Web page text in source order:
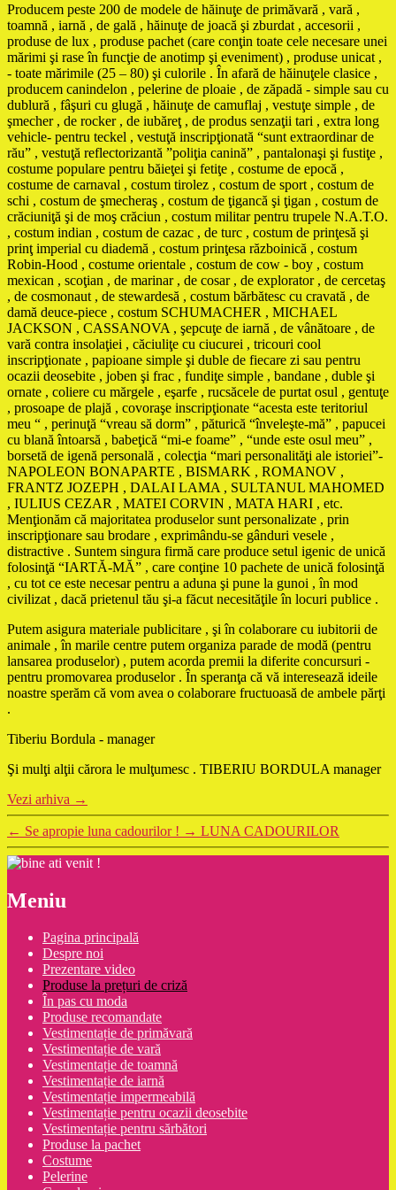
Producem peste 200 de modele de hăinuţe de primăvară , vară ,
toamnă , iarnă , de gală , hăinuţe de joacă şi zburdat , accesorii ,
produse de lux , produse pachet (care conţin toate cele necesare unei
mărimi şi rase în funcţie de anotimp şi eveniment) , produse unicat ,
- toate mărimile (25 – 80) şi culorile . În afară de hăinuţele clasice ,
producem canindelon , pelerine de ploaie , de zăpadă - simple sau cu
dublură , fâşuri cu glugă , hăinuţe de camuflaj , vestuţe simple , de
şmecher , de rocker , de iubăreţ , de produs senzaţii tari , extra long
vehicle- pentru teckel , vestuţă inscripţionată “sunt extraordinar de
rău” , vestuţă reflectorizantă ”poliţia canină” , pantalonaşi şi fustiţe ,
costume populare pentru băieţei şi fetiţe , costume de epocă ,
costume de carnaval , costum tirolez , costum de sport , costum de
schi , costum de şmecheraş , costum de ţigancă şi ţigan , costum de
crăciuniţă şi de moş crăciun , costum militar pentru trupele N.A.T.O.
, costum indian , costum de cazac , de turc , costum de prinţesă şi
prinţ imperial cu diademă , costum prinţesa războinică , costum
Robin-Hood , costume orientale , costum de cow - boy , costum
mexican , scoţian , de marinar , de cosar , de explorator , de cercetaş
, de cosmonaut , de stewardesă , costum bărbătesc cu cravată , de
damă deuce-piece , costum SCHUMACHER , MICHAEL
JACKSON , CASSANOVA , şepcuţe de iarnă , de vânătoare , de
vară contra insolaţiei , căciuliţe cu ciucurei , tricouri cool
inscripţionate , papioane simple şi duble de fiecare zi sau pentru
ocazii deosebite , joben şi frac , fundiţe simple , bandane , duble şi
ornate , coliere cu mărgele , eşarfe , rucsăcele de purtat osul , gentuţe
, prosoape de plajă , covoraşe inscripţionate “acesta este teritoriul
meu “ , perinuţă “vreau să dorm” , păturică “înveleşte-mă” , papucei
cu blană întoarsă , babeţică “mi-e foame” , “unde este osul meu” ,
borsetă de igenă personală , colecţia “mari personalităţi ale istoriei”-
NAPOLEON BONAPARTE , BISMARK , ROMANOV ,
FRANTZ JOZEPH , DALAI LAMA , SULTANUL MAHOMED
, IULIUS CEZAR , MATEI CORVIN , MATA HARI , etc.
Menţionăm că majoritatea produselor sunt personalizate , prin
inscripţionare sau brodare , exprimându-se gânduri vesele ,
distractive . Suntem singura firmă care produce setul igenic de unică
folosinţă “IARTĂ-MĂ” , care conţine 10 pachete de unică folosinţă
, cu tot ce este necesar pentru a aduna şi pune la gunoi , în mod
civilizat , dacă prietenul tău şi-a făcut necesităţile în locuri publice .
Putem asigura materiale publicitare , şi în colaborare cu iubitorii de
animale , în marile centre putem organiza parade de modă (pentru
lansarea produselor) , putem acorda premii la diferite concursuri -
pentru promovarea produselor . În speranţa că vă interesează ideile
noastre sperăm că vom avea o colaborare fructuoasă de ambele părţi
.
Tiberiu Bordula - manager
Şi mulţi alţii cărora le mulţumesc . TIBERIU BORDULA manager
Vezi arhiva →
← Se apropie luna cadourilor ! → LUNA CADOURILOR
Meniu
Pagina principală
Despre noi
Prezentare video
Produse la prețuri de criză
În pas cu moda
Produse recomandate
Vestimentație de primăvară
Vestimentație de vară
Vestimentație de toamnă
Vestimentație de iarnă
Vestimentație impermeabilă
Vestimentație pentru ocazii deosebite
Vestimentație pentru sărbători
Produse la pachet
Costume
Pelerine